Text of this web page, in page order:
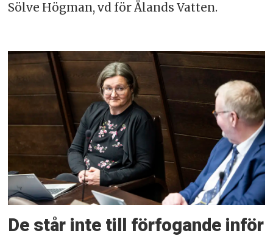
Sölve Högman, vd för Ålands Vatten.
De står inte till förfogande inför